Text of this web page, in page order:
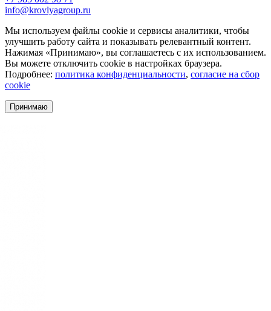
info@krovlyagroup.ru
Мы используем файлы cookie и сервисы аналитики, чтобы
улучшить работу сайта и показывать релевантный контент.
Нажимая «Принимаю», вы соглашаетесь с их использованием.
Вы можете отключить cookie в настройках браузера.
Подробнее: политика конфиденциальности, согласие на сбор
cookie
Принимаю